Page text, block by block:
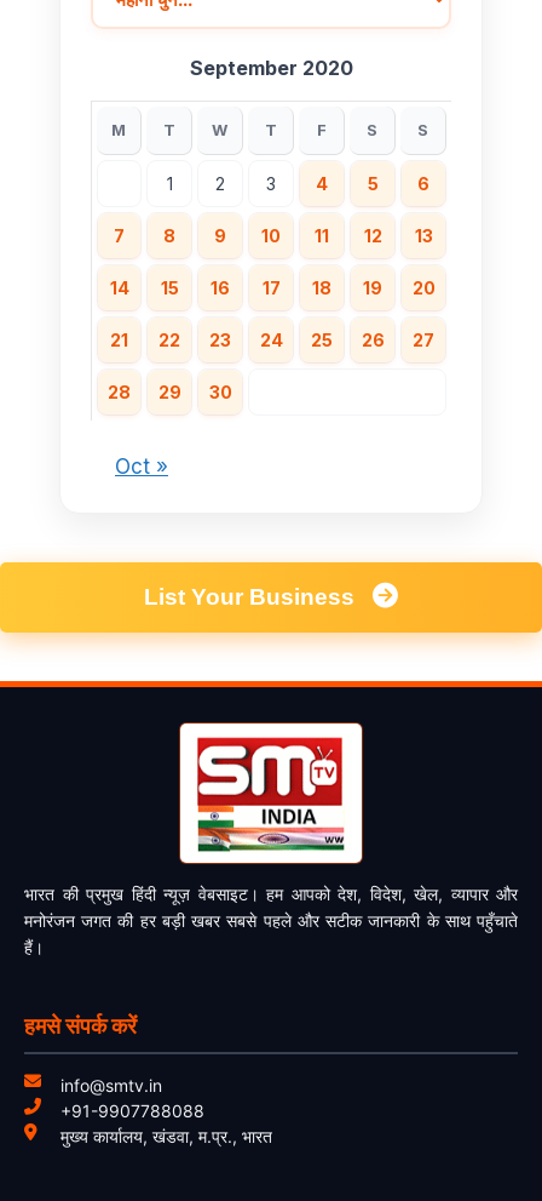
September 2020
M T W T F S S
1 2 3 4 5 6
7 8 9 10 11 12 13
14 15 16 17 18 19 20
21 22 23 24 25 26 27
28 29 30
Oct »
List Your Business
भारत की प्रमुख हिंदी न्यूज़ वेबसाइट। हम आपको देश, विदेश, खेल, व्यापार और
मनोरंजन जगत की हर बड़ी खबर सबसे पहले और सटीक जानकारी के साथ पहुँचाते
हैं।
हमसे संपर्क करें
info@smtv.in
+91-9907788088
मुख्य कार्यालय, खंडवा, म.प्र., भारत